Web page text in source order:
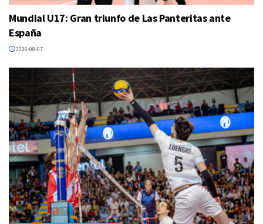
Mundial U17: Gran triunfo de Las Panteritas ante
España
2026-08-07